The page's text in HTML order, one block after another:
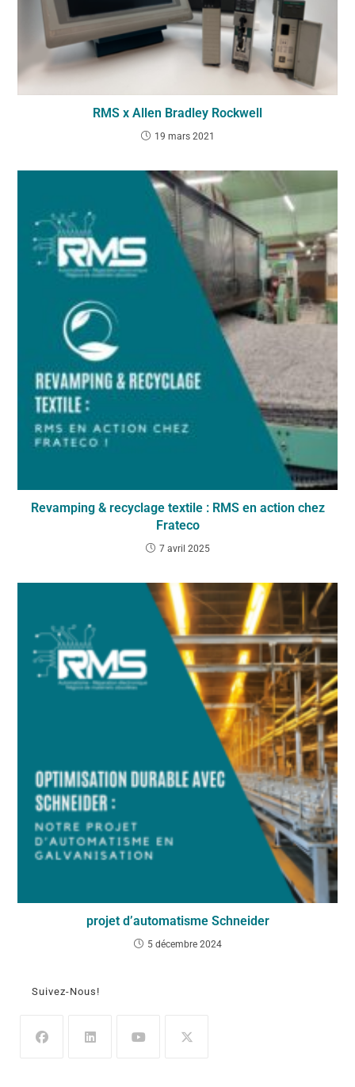
RMS x Allen Bradley Rockwell
19 mars 2021
Revamping & recyclage textile : RMS en action chez
Frateco
7 avril 2025
projet d’automatisme Schneider
5 décembre 2024
Suivez-Nous!